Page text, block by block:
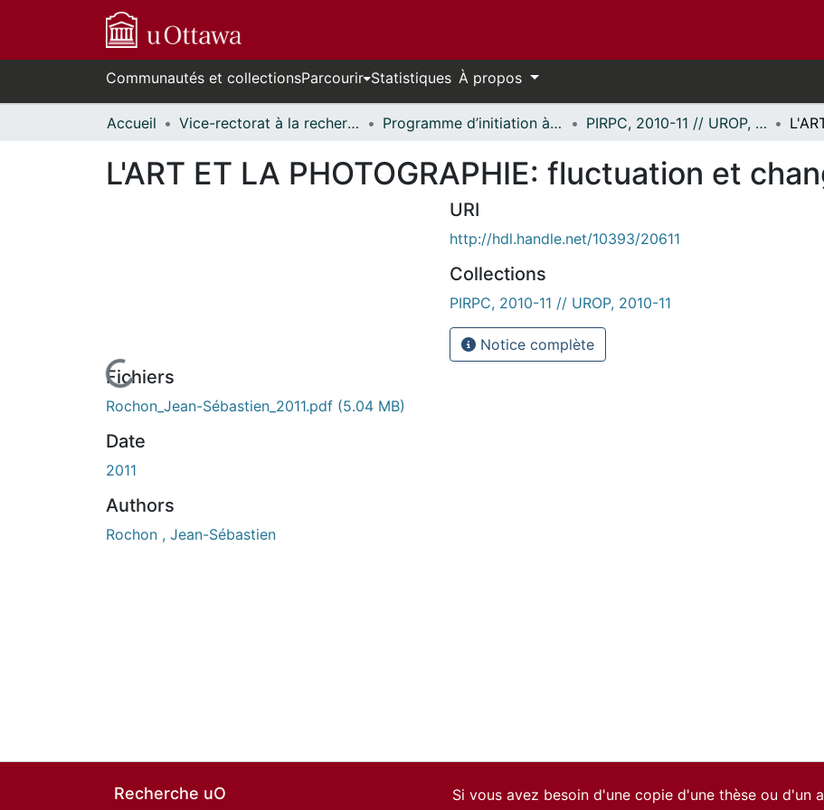
Communautés et collectionsParcourir Statistiques À propos
Accueil Vice-rectorat à la recherche // Office of the V-P, Research Programme d’initiation à la recherche au premier cycle (PIRPC) // Undergraduate Research Opportunity Program (UROP) PIRPC, 2010-11 // UROP, 2010-11
L'ART ET LA PHOTOGRAPHIE: fluctuation et
En cours de chargement...
Fichiers
Rochon_Jean-Sébastien_2011.pdf (5.04 MB)
Date
2011
Authors
Rochon , Jean-Sébastien
URI
http://hdl.handle.net/10393/20611
Collections
PIRPC, 2010-11 // UROP, 2010-11
Notice complète
Recherche uO
Si vous avez besoin d'une copie d'une thèse ou d'un